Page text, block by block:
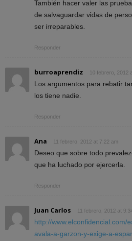
También hacer valer las
de salvaguardar vidas de
ser irreparables.
Responder
burroaprendiz 10 febrero, 2012
Los argumentos para rebatir
los tiene nadie.
Responder
Ana 11 febrero, 2012 at 7:22 am
Deseo que sobre todo
que ha luchado por ejercerla.
Responder
Juan Carlos 11 febrero, 2012 at
http://www.elconfidencial.com/
avala-a-garzon-y-exige-a-